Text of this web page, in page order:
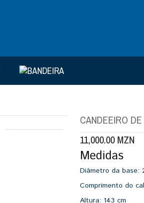
CANDEEIRO
11,000.00 MZN
Medidas
Diâmetro da base:
Comprimento do
Altura: 143 cm